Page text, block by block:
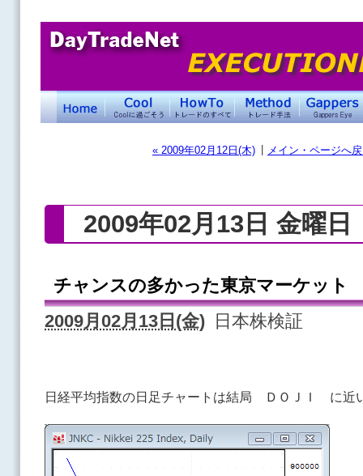
« 2009年02月12日(木) メイン・ページへ
2009年02月13日 金曜日
チャンスの多かった東京マーケット
2009月02月13日(金) 日本株検証
日経平均指数の日足チャートは結局 ＤＯＪＩ に近